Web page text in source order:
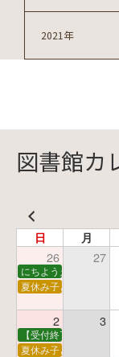
2021年
図書館カ
日 月
26 27
にちようえほん
夏休み子ども映画会
2 3
【受付終了】親子で
夏休み子ども平和映画